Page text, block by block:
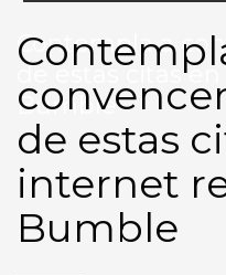
Contempla a
de estas citas
Bumble
de estas
internet
Bumble